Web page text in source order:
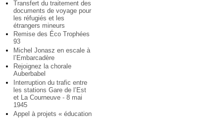
Transfert du traitement des
documents de voyage pour
les réfugiés et les
étrangers mineurs
Remise des Éco Trophées
93
Michel Jonasz en escale à
l’Embarcadère
Rejoignez la chorale
Auberbabel
Interruption du trafic entre
les stations Gare de l’Est
et La Courneuve - 8 mai
1945
Appel à projets « éducation